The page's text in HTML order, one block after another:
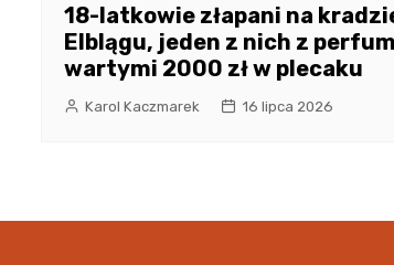
18-latkowie złapani na
Elblągu, jeden z nich z
wartymi 2000 zł w plecaku
Karol Kaczmarek 16 lipca 2026